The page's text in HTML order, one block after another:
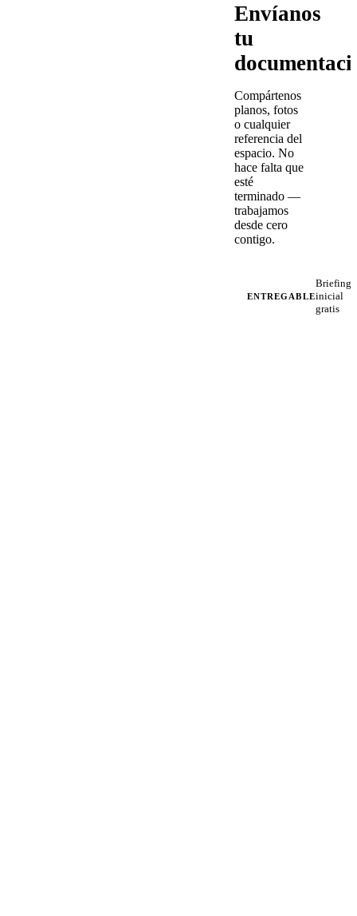
Envíanos
tu
Compártenos
planos, fotos
o cualquier
referencia del
espacio. No
hace falta que
esté
terminado —
trabajamos
desde cero
contigo.
ENTREGABLE
Briefing
inicial
gratis